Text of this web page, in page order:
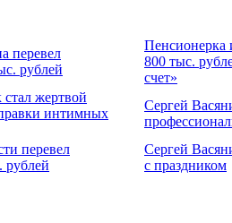
перевел
рублей
Пенсионерка
800 тыс.
счет»
жертвой
интимных
Сергей
перевел
рублей
Сергей
с праздником